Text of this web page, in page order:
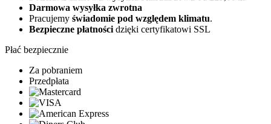
Darmowa wysyłka zwrotna
Pracujemy świadomie pod względem klimatu.
Bezpieczne płatności dzięki certyfikatowi SSL
Płać bezpiecznie
Za pobraniem
Przedpłata